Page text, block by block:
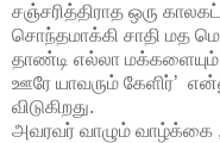
சஞ்சரித்திராத ஒரு
சொந்தமாக்கி சாதி மத
தாண்டி எல்லா
ஊரே யாவரும் கேளிர்’
விடுகிறது.
அவரவர் வாழும்